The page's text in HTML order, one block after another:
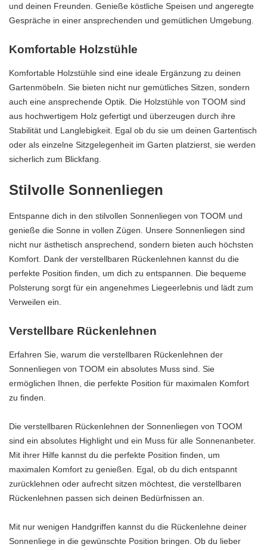
und deinen Freunden. Genieße köstliche Speisen und angeregte
Gespräche in einer ansprechenden und gemütlichen Umgebung.
Komfortable Holzstühle
Komfortable Holzstühle sind eine ideale Ergänzung zu deinen
Gartenmöbeln. Sie bieten nicht nur gemütliches Sitzen, sondern
auch eine ansprechende Optik. Die Holzstühle von TOOM sind
aus hochwertigem Holz gefertigt und überzeugen durch ihre
Stabilität und Langlebigkeit. Egal ob du sie um deinen Gartentisch
oder als einzelne Sitzgelegenheit im Garten platzierst, sie werden
sicherlich zum Blickfang.
Stilvolle Sonnenliegen
Entspanne dich in den stilvollen Sonnenliegen von TOOM und
genieße die Sonne in vollen Zügen. Unsere Sonnenliegen sind
nicht nur ästhetisch ansprechend, sondern bieten auch höchsten
Komfort. Dank der verstellbaren Rückenlehnen kannst du die
perfekte Position finden, um dich zu entspannen. Die bequeme
Polsterung sorgt für ein angenehmes Liegeerlebnis und lädt zum
Verweilen ein.
Verstellbare Rückenlehnen
Erfahren Sie, warum die verstellbaren Rückenlehnen der
Sonnenliegen von TOOM ein absolutes Muss sind. Sie
ermöglichen Ihnen, die perfekte Position für maximalen Komfort
zu finden.
Die verstellbaren Rückenlehnen der Sonnenliegen von TOOM
sind ein absolutes Highlight und ein Muss für alle Sonnenanbeter.
Mit ihrer Hilfe kannst du die perfekte Position finden, um
maximalen Komfort zu genießen. Egal, ob du dich entspannt
zurücklehnen oder aufrecht sitzen möchtest, die verstellbaren
Rückenlehnen passen sich deinen Bedürfnissen an.
Mit nur wenigen Handgriffen kannst du die Rückenlehne deiner
Sonnenliege in die gewünschte Position bringen. Ob du lieber